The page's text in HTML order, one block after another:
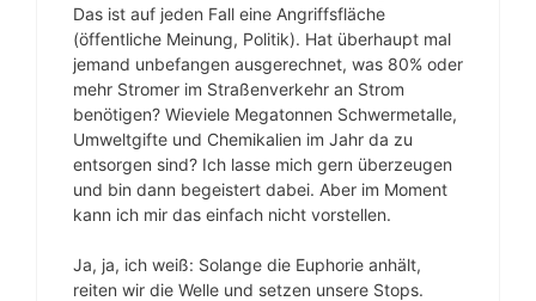
Das ist auf jeden Fall eine Angriffsfläche
(öffentliche Meinung, Politik). Hat überhaupt mal
jemand unbefangen ausgerechnet, was 80% oder
mehr Stromer im Straßenverkehr an Strom
benötigen? Wieviele Megatonnen Schwermetalle,
Umweltgifte und Chemikalien im Jahr da zu
entsorgen sind? Ich lasse mich gern überzeugen
und bin dann begeistert dabei. Aber im Moment
kann ich mir das einfach nicht vorstellen.
Ja, ja, ich weiß: Solange die Euphorie anhält,
reiten wir die Welle und setzen unsere Stops.